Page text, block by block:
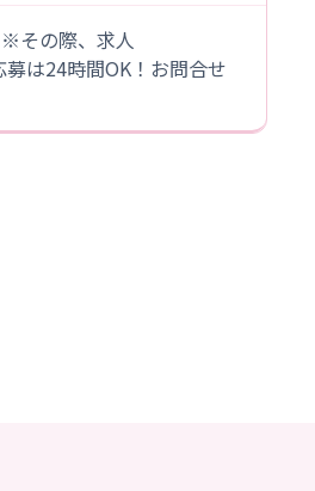
その際、求人
は24時間OK！お問合せ